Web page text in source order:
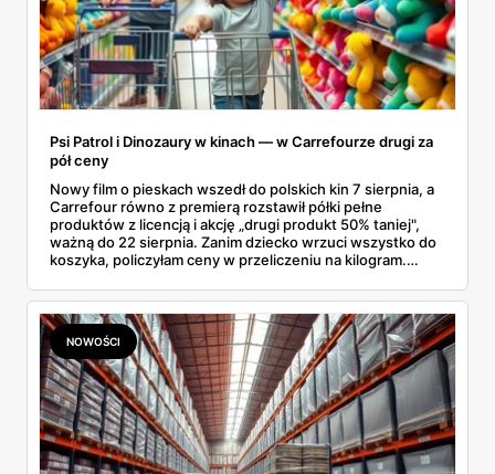
Psi Patrol i Dinozaury w kinach — w Carrefourze drugi za
pół ceny
Nowy film o pieskach wszedł do polskich kin 7 sierpnia, a
Carrefour równo z premierą rozstawił półki pełne
produktów z licencją i akcję „drugi produkt 50% taniej",
ważną do 22 sierpnia. Zanim dziecko wrzuci wszystko do
koszyka, policzyłam ceny w przeliczeniu na kilogram.
prawie 140 zł za kilogram, ale lody do mrożenia i rurki
waflowe bronią się nawet bez rabatu.
NOWOŚCI